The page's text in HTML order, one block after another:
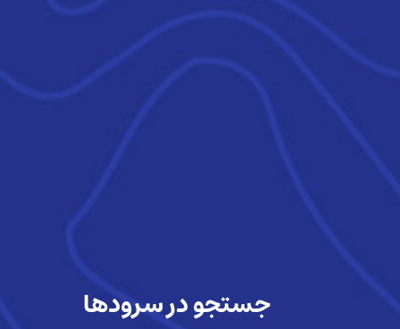
جستجو در سرودها